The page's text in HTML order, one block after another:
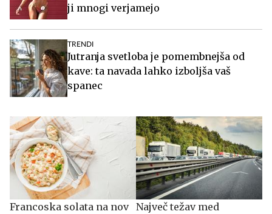
ji mnogi verjamejo
TRENDI
Jutranja svetloba je pomembnejša od
kave: ta navada lahko izboljša vaš
spanec
Francoska solata na nov Največ težav med